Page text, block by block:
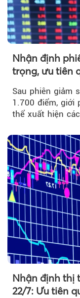
Nhận định
trọng, ưu tiên
Sau phiên giảm
1.700 điểm, giới
thể xuất hiện
Nhận định thị
22/7: Ưu tiên